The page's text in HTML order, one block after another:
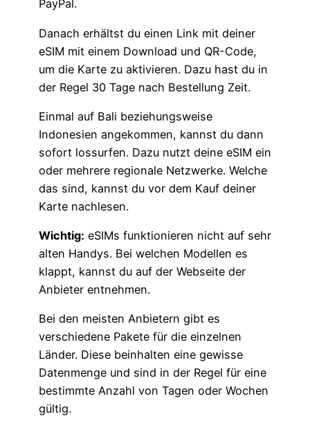
PayPal.
Danach erhältst du einen Link mit deiner
eSIM mit einem Download und QR-Code,
um die Karte zu aktivieren. Dazu hast du in
der Regel 30 Tage nach Bestellung Zeit.
Einmal auf Bali beziehungsweise
Indonesien angekommen, kannst du dann
sofort lossurfen. Dazu nutzt deine eSIM ein
oder mehrere regionale Netzwerke. Welche
das sind, kannst du vor dem Kauf deiner
Karte nachlesen.
Wichtig: eSIMs funktionieren nicht auf sehr
alten Handys. Bei welchen Modellen es
klappt, kannst du auf der Webseite der
Anbieter entnehmen.
Bei den meisten Anbietern gibt es
verschiedene Pakete für die einzelnen
Länder. Diese beinhalten eine gewisse
Datenmenge und sind in der Regel für eine
bestimmte Anzahl von Tagen oder Wochen
gültig.